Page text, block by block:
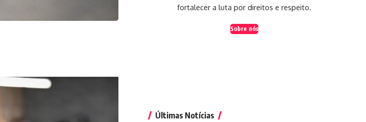
fortalecer a luta por direitos e respeito.
Sobre nós
Últimas Notícias